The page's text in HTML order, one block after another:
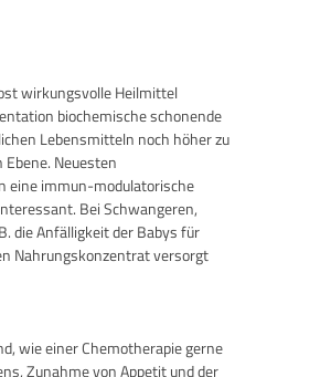
wirkungsvolle Heilmittel
biochemische schonende
Lebensmitteln noch höher zu
Neuesten
eine immun-modulatorische
Bei Schwangeren,
die Anfälligkeit der Babys für
Nahrungskonzentrat versorgt
wie einer Chemotherapie gerne
Zunahme von Appetit und der